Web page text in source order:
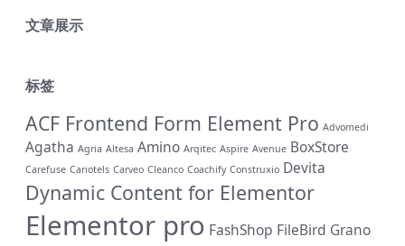
文章展示
标签
ACF Frontend Form Element Pro Advomedi
Agatha Agria Altesa Amino Arqitec Aspire Avenue BoxStore
Carefuse Cariotels Carveo Cleanco Coachify Construxio Devita
Dynamic Content for Elementor
Elementor pro FashShop FileBird Grano